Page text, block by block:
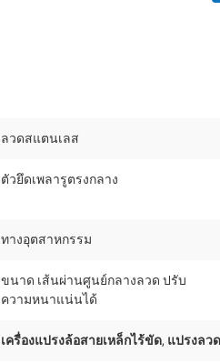
ลวดสแตนเลส
ตัวยึดเพลารูตรงกลาง
ทางอุตสาหกรรม
ขนาด เส้นผ่านศูนย์กลางลวด ปรับ
ความหนาแน่นได้
เครื่องแปรงล้อสายเหล็กไร้ขัด, แปรงลว